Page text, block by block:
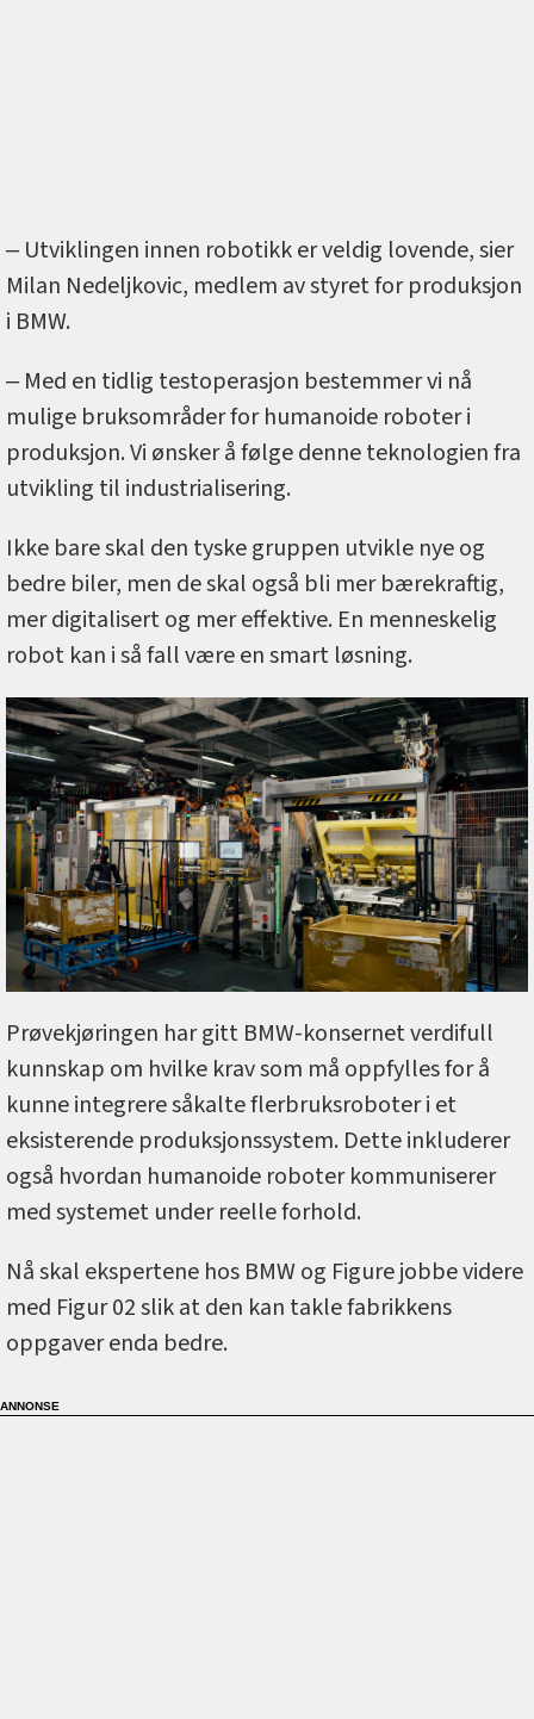
‒ Utviklingen innen robotikk er veldig lovende, sier
Milan Nedeljkovic, medlem av styret for produksjon
i BMW.
‒ Med en tidlig testoperasjon bestemmer vi nå
mulige bruksområder for humanoide roboter i
produksjon. Vi ønsker å følge denne teknologien fra
utvikling til industrialisering.
Ikke bare skal den tyske gruppen utvikle nye og
bedre biler, men de skal også bli mer bærekraftig,
mer digitalisert og mer effektive. En menneskelig
robot kan i så fall være en smart løsning.
Prøvekjøringen har gitt BMW-konsernet verdifull
kunnskap om hvilke krav som må oppfylles for å
kunne integrere såkalte flerbruksroboter i et
eksisterende produksjonssystem. Dette inkluderer
også hvordan humanoide roboter kommuniserer
med systemet under reelle forhold.
Nå skal ekspertene hos BMW og Figure jobbe videre
med Figur 02 slik at den kan takle fabrikkens
oppgaver enda bedre.